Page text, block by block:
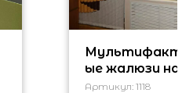
ые жалюзи на
окна
Артикул: 1118